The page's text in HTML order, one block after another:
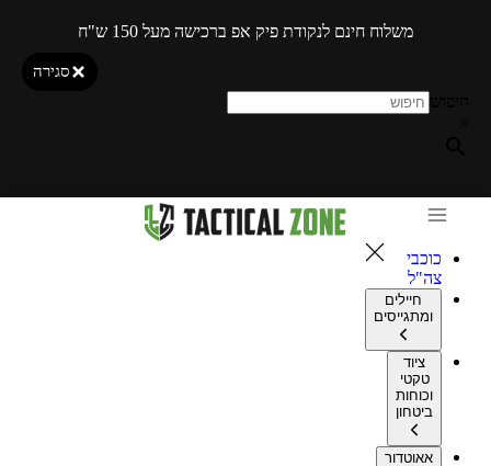
משלוח חינם לנקודת פיק אפ ברכישה מעל 150 ש"ח
סגירה
כוכבי
צה"ל
חיילים
ומתגייסים
ציוד
טקטי
וכוחות
ביטחון
אאוטדור